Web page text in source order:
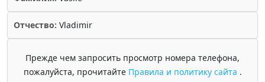
Отчество: Vladimir
Прежде чем запросить просмотр номера телефона,
пожалуйста, прочитайте Правила и политику сайта .